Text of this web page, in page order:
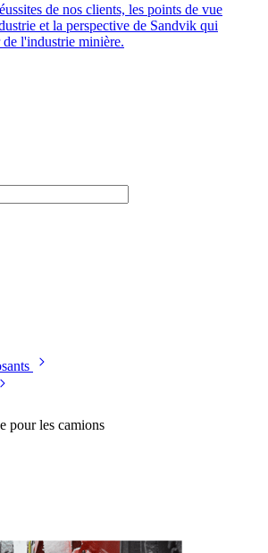
de nos clients, les points de vue
et la perspective de Sandvik qui
l'industrie minière.
pour les camions